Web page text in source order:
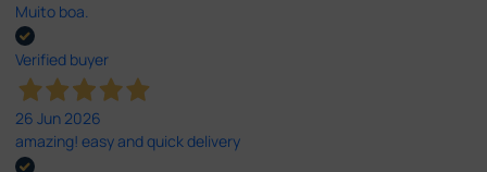
Muito boa.
Verified buyer
26 Jun 2026
amazing! easy and quick delivery